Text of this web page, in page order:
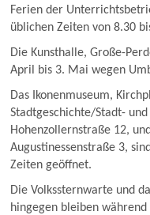
Ferien der
üblichen Zeiten von 8.30
Die Kunsthalle, Große-
April bis 3. Mai wegen
Das Ikonenmuseum,
Stadtgeschichte/Stadt- und
Hohenzollernstraße 12,
Augustinessenstraße 3,
Zeiten geöffnet.
Die Volkssternwarte und
hingegen bleiben